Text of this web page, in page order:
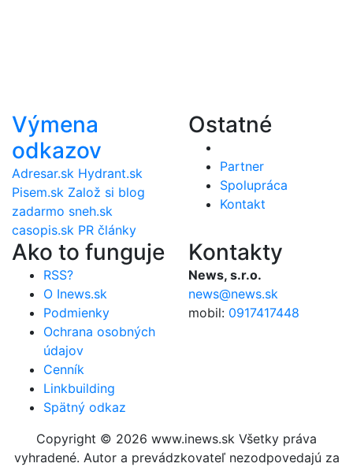
Výmena
odkazov
Adresar.sk Hydrant.sk
Pisem.sk Založ si blog
zadarmo sneh.sk
casopis.sk PR články
Ostatné
Partner
Spolupráca
Kontakt
Ako to funguje
RSS?
O Inews.sk
Podmienky
Ochrana osobných
údajov
Cenník
Linkbuilding
Spätný odkaz
Kontakty
News, s.r.o.
news@news.sk
mobil: 0917417448
Copyright © 2026 www.inews.sk Všetky práva
vyhradené. Autor a prevádzkovateľ nezodpovedajú za